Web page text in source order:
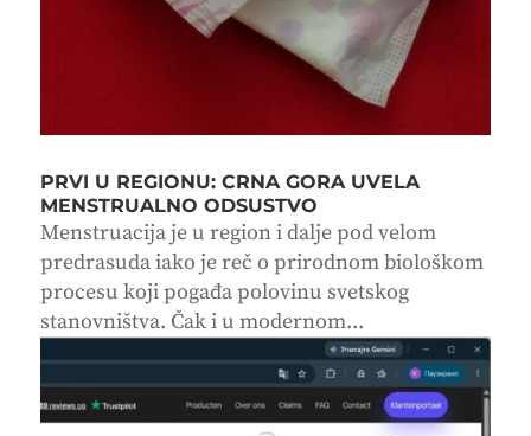
PRVI U REGIONU: CRNA GORA UVELA
MENSTRUALNO ODSUSTVO
Menstruacija je u region i dalje pod velom
predrasuda iako je reč o prirodnom biološkom
procesu koji pogađa polovinu svetskog
stanovništva. Čak i u modernom...